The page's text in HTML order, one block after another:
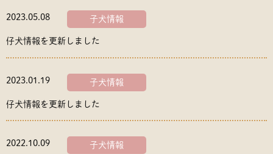
2023.05.08 子犬情報
仔犬情報を更新しました
2023.01.19 子犬情報
仔犬情報を更新しました
2022.10.09 子犬情報